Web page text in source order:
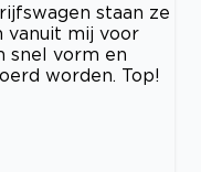
staan ze
vanuit mij voor
snel vorm en
worden. Top!